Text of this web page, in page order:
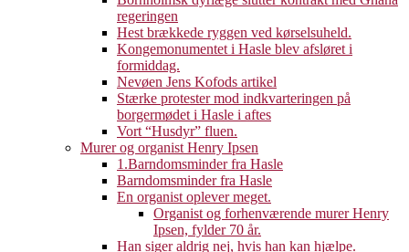
regeringen
Hest brækkede ryggen ved kørselsuheld.
Kongemonumentet i Hasle blev afsløret i
formiddag.
Nevøen Jens Kofods artikel
Stærke protester mod indkvarteringen på
borgermødet i Hasle i aftes
Vort “Husdyr” fluen.
Murer og organist Henry Ipsen
1.Barndomsminder fra Hasle
Barndomsminder fra Hasle
En organist oplever meget.
Organist og forhenværende murer Henry
Ipsen, fylder 70 år.
Han siger aldrig nej, hvis han kan hjælpe.